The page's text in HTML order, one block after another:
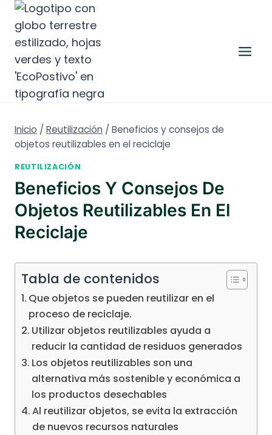
Saltar
contenido
Inicio / Reutilización / Beneficios y consejos de
objetos reutilizables en el reciclaje
REUTILIZACIÓN
Beneficios Y Consejos De
Objetos Reutilizables En El
Reciclaje
Tabla de contenidos
Que objetos se pueden reutilizar en el
proceso de reciclaje.
Utilizar objetos reutilizables ayuda a
reducir la cantidad de residuos generados
Los objetos reutilizables son una
alternativa más sostenible y económica a
los productos desechables
Al reutilizar objetos, se evita la extracción
de nuevos recursos naturales